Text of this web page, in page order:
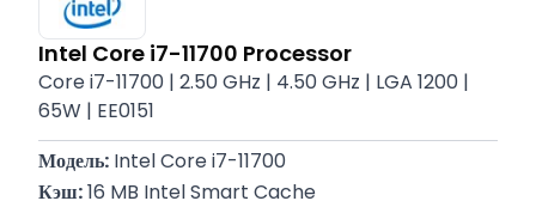
Intel Core i7-11700 Processor
Core i7-11700 | 2.50 GHz | 4.50 GHz | LGA 1200 |
65W | EE0151
Модель: Intel Core i7-11700
Кэш: 16 MB Intel Smart Cache